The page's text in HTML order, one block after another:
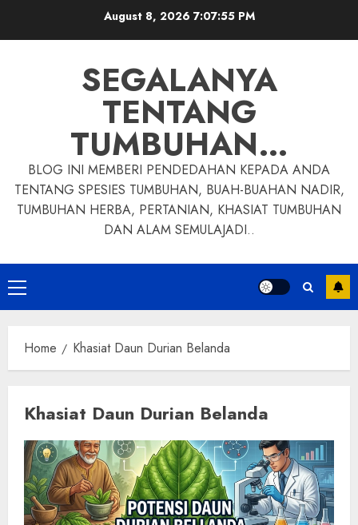
August 8, 2026 7:07:56 PM
SEGALANYA
TENTANG
TUMBUHAN…
BLOG INI MEMBERI PENDEDAHAN KEPADA ANDA
TENTANG SPESIES TUMBUHAN, BUAH-BUAHAN NADIR,
TUMBUHAN HERBA, PERTANIAN, KHASIAT TUMBUHAN
DAN ALAM SEMULAJADI..
Primary
Menu
Home Khasiat Daun Durian Belanda
Khasiat Daun Durian Belanda